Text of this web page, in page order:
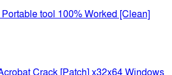
tool 100% Worked [Clean]